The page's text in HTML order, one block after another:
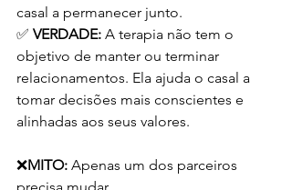
casal a permanecer junto.
✅ VERDADE: A terapia não tem o
objetivo de manter ou terminar
relacionamentos. Ela ajuda o casal a
tomar decisões mais conscientes e
alinhadas aos seus valores.
❌MITO: Apenas um dos parceiros